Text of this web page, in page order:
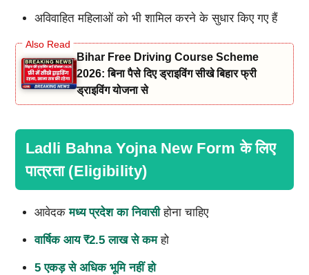
अविवाहित महिलाओं को भी शामिल करने के सुधार किए गए हैं
Bihar Free Driving Course Scheme
2026: बिना पैसे दिए ड्राइविंग सीखे बिहार फ्री
ड्राइविंग योजना से
Ladli Bahna Yojna New Form के लिए
पात्रता (Eligibility)
आवेदकमध्य प्रदेश का निवासीहोना चाहिए
वार्षिक आय ₹2.5 लाख से कमहो
5 एकड़ से अधिक भूमि नहीं हो